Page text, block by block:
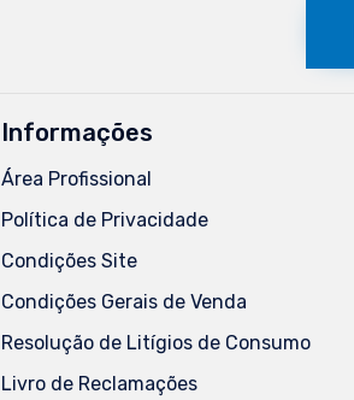
Informações
Área Profissional
Política de Privacidade
Condições Site
Condições Gerais de Venda
Resolução de Litígios de Consumo
Livro de Reclamações